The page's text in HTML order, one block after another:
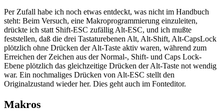
Per Zufall habe ich noch etwas entdeckt, was nicht im Handbuch
steht: Beim Versuch, eine Makroprogrammierung einzuleiten,
drückte ich statt Shift-ESC zufällig Alt-ESC, und ich mußte
feststellen, daß die drei Tastaturebenen Alt, Alt-Shift, Alt-CapsLock
plötzlich ohne Drücken der Alt-Taste aktiv waren, während zum
Erreichen der Zeichen aus der Normal-, Shift- und Caps Lock-
Ebene plötzlich das gleichzeitige Drücken der Alt-Taste not wendig
war. Ein nochmaliges Drücken von Alt-ESC stellt den
Originalzustand wieder her. Dies geht auch im Fonteditor.
Makros